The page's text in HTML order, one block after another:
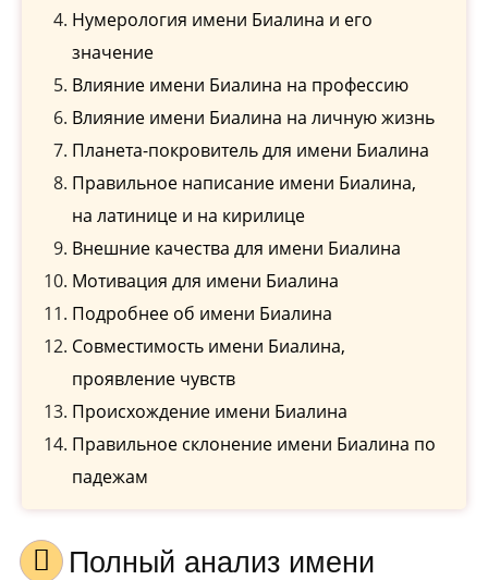
Нумерология имени Биалина и его
значение
Влияние имени Биалина на профессию
Влияние имени Биалина на личную жизнь
Планета-покровитель для имени Биалина
Правильное написание имени Биалина,
на латинице и на кирилице
Внешние качества для имени Биалина
Мотивация для имени Биалина
Подробнее об имени Биалина
Совместимость имени Биалина,
проявление чувств
Происхождение имени Биалина
Правильное склонение имени Биалина по
падежам
Полный анализ имени